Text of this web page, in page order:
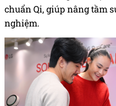
chuẩn Qi, giúp nâng tầm
nghiệm.